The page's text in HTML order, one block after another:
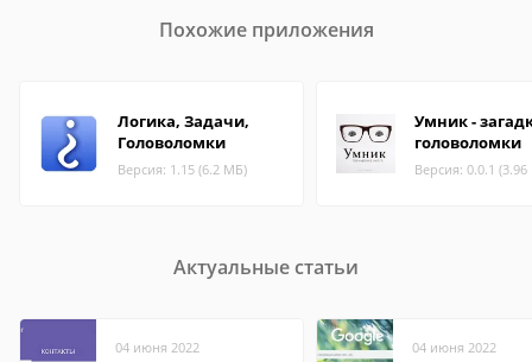
Похожие приложения
Логика, Задачи,
Головоломки
Версия: 1.15 (6.2 МБ)
Умник -
головоломки
Версия: 0.0.1
Актуальные статьи
04 июня 2022 04 июня 2022